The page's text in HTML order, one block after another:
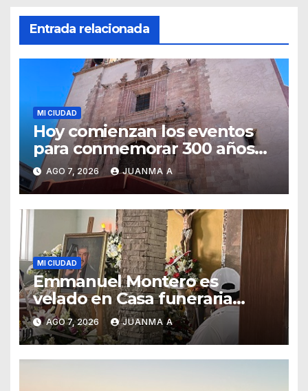
Entrada relacionada
MI CIUDAD
Hoy comienzan los eventos
para conmemorar 300 años
del templo de San Roque
AGO 7, 2026 JUANMA A
MI CIUDAD
Emmanuel Montero es
velado en Casa funeraria
Forasté
AGO 7, 2026 JUANMA A